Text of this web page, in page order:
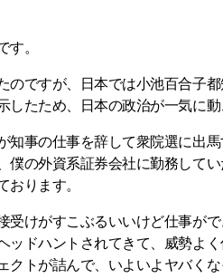
。
ですが、日本では小池百合子
したため、日本の政治が一気に
事の仕事を辞して衆院選に出
僕の外資系証券会社に勤務して
おります。
けがすこぶるいいけど仕事が
ッドハントされてきて、威勢よ
クトが詰んで、いよいよヤバく